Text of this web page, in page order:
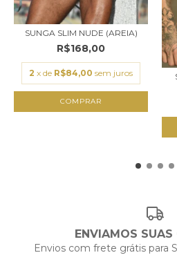
SUNGA SLIM NUDE (AREIA)
R$168,00
2 x de R$84,00 sem juros
COMPRAR
ENVIAMOS SUAS
Envios com frete grátis para